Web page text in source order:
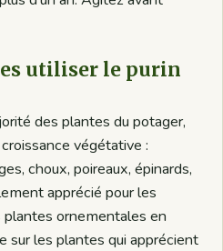
utiliser le purin
des plantes du potager,
végétative :
choux, poireaux, épinards,
apprécié pour les
ornementales en
sur les plantes qui apprécient